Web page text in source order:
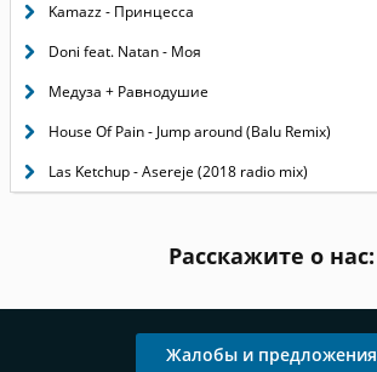
Kamazz - Принцесса
Doni feat. Natan - Моя
Медуза + Равнодушие
House Of Pain - Jump around (Balu Remix)
Las Ketchup - Asereje (2018 radio mix)
Расскажите о нас:
Жалобы и предложения